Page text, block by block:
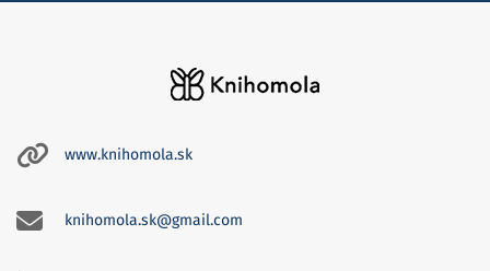
www.knihomola.sk
knihomola.sk@gmail.com